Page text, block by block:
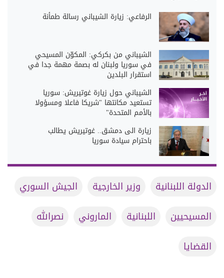
الرفاعي: زيارة الشيباني رسالة طمأنة
الشيباني من بكركي: المكوّن المسيحي
في سوريا ولبنان له بصمة مهمة جدا في
استقرار البلدين
الشيباني حول زيارة غوتيريش: سوريا
تستعيد مكانتها "شريكا فاعلا ومسؤولا
بالأمم المتحدة"
زيارة الى دمشق.. غوتيريش يطالب
باحترام سيادة سوريا
الدولة اللبنانية وزير الخارجية
الجيش السوري
المسيحيين
اللبنانية الماروني
نصرالله
القضايا